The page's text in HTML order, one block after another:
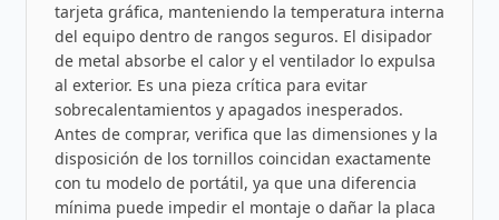
tarjeta gráfica, manteniendo la temperatura interna
del equipo dentro de rangos seguros. El disipador
de metal absorbe el calor y el ventilador lo expulsa
al exterior. Es una pieza crítica para evitar
sobrecalentamientos y apagados inesperados.
Antes de comprar, verifica que las dimensiones y la
disposición de los tornillos coincidan exactamente
con tu modelo de portátil, ya que una diferencia
mínima puede impedir el montaje o dañar la placa